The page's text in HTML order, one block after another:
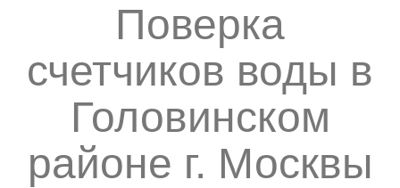
Поверка
счетчиков воды в
Головинском
районе г. Москвы